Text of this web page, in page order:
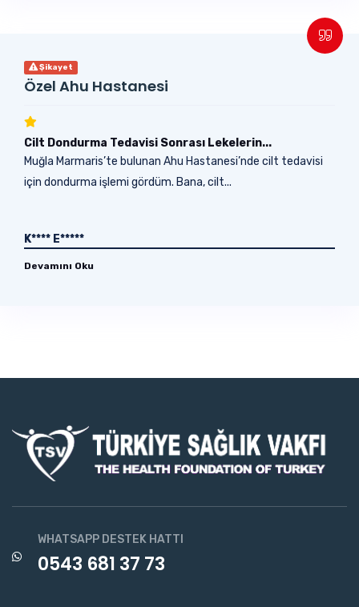
Şikayet
Özel Ahu Hastanesi
Cilt Dondurma Tedavisi Sonrası Lekelerin...
Muğla Marmaris’te bulunan Ahu Hastanesi’nde cilt tedavisi
için dondurma işlemi gördüm. Bana, cilt...
K**** E*****
Devamını Oku
WHATSAPP DESTEK HATTI
0543 681 37 73